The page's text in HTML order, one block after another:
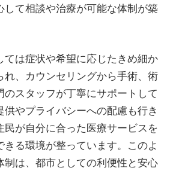
して相談や治療が可能な体制が築
ては症状や希望に応じたきめ細か
れ、カウンセリングから手術、術
のスタッフが丁寧にサポートして
供やプライバシーへの配慮も行き
民が自分に合った医療サービスを
る環境が整っています。このよ
制は、都市としての利便性と安心